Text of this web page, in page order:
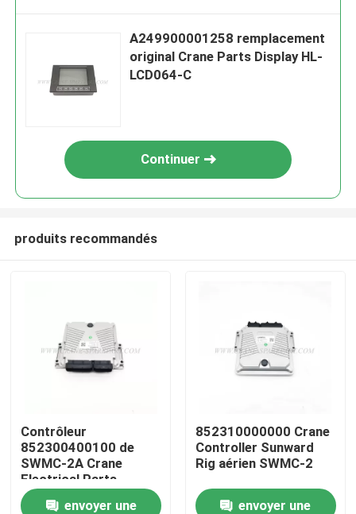
Aperçu
Produits
A249900001258 remplacement
original Crane Parts Display HL-
LCD064-C
Continuer
produits recommandés
Contrôleur
852300400100 de
SWMC-2A Crane
Electrical Parts
Sunward Rig
envoyer une
852310000000 Crane
Controller Sunward
Rig aérien SWMC-2
envoyer une